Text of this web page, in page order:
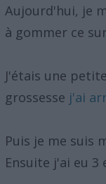
Aujourd'hui, je
à gommer ce
J'étais une
grossesse j'ai
Puis je me suis
Ensuite j'ai eu 3